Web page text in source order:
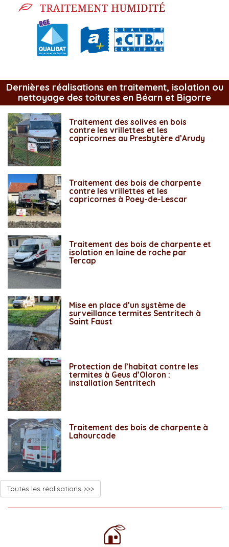
Dernières réalisations en traitement, isolation ou
nettoyage des toitures en Béarn et Bigorre
Traitement des solives en bois
contre les vrillettes et les
capricornes au Presbytère d’Arudy
Traitement des bois de charpente
contre les vrillettes et les
capricornes à Poey-de-Lescar
Traitement des bois de charpente et
isolation en laine de roche par
Tercap
Mise en place d’un système de
surveillance termites Sentritech à
Saint Faust
Protection de l’habitat contre les
termites à Geus d’Oloron :
installation Sentritech
Traitement des bois de charpente à
Lahourcade
Toutes les réalisations >>>